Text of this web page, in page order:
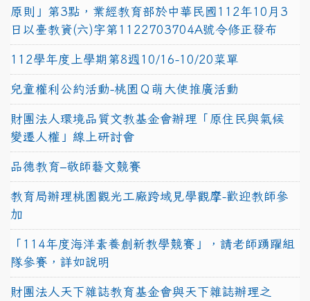
原則」第3點，業經教育部於中華民國112年10月3
日以臺教資(六)字第1122703704A號令修正發布
112學年度上學期第8週10/16-10/20菜單
兒童權利公約活動-桃園Ｑ萌大使推廣活動
財團法人環境品質文教基金會辦理「原住民與氣候
變遷人權」線上研討會
品德教育–敬師藝文競賽
教育局辦理桃園觀光工廠跨域見學觀摩-歡迎教師參
加
「114年度海洋素養創新教學競賽」，請老師踴躍組
隊參賽，詳如說明
財團法人天下雜誌教育基金會與天下雜誌辦理之